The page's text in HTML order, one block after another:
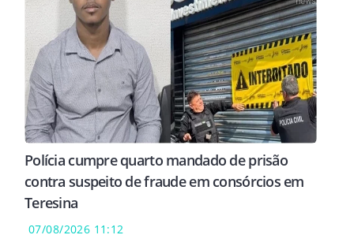
Polícia cumpre quarto mandado de prisão
contra suspeito de fraude em consórcios em
Teresina
07/08/2026 11:12